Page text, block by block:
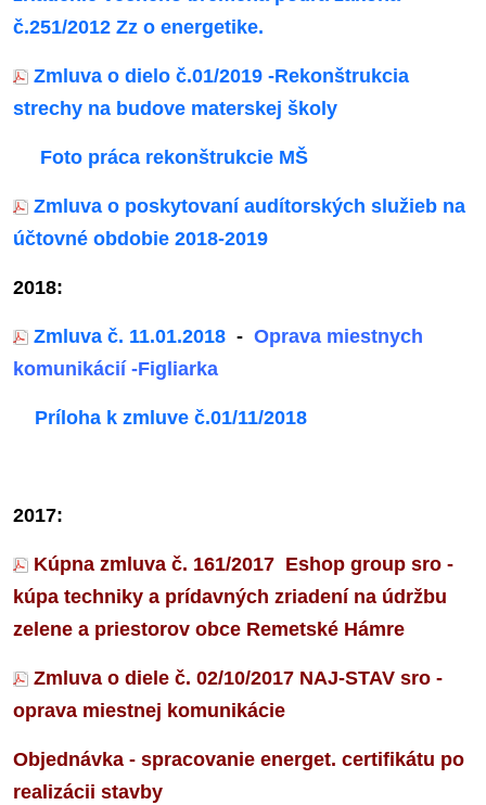
č.251/2012 Zz o energetike.
Zmluva o dielo č.01/2019 -Rekonštrukcia
strechy na budove materskej školy
Foto práca rekonštrukcie MŠ
Zmluva o poskytovaní audítorských služieb na
účtovné obdobie 2018-2019
2018:
Zmluva č. 11.01.2018 - Oprava miestnych
komunikácií -Figliarka
Príloha k zmluve č.01/11/2018
2017:
Kúpna zmluva č. 161/2017 Eshop group sro -
kúpa techniky a prídavných zriadení na údržbu
zelene a priestorov obce Remetské Hámre
Zmluva o diele č. 02/10/2017 NAJ-STAV sro -
oprava miestnej komunikácie
Objednávka - spracovanie energet. certifikátu po
realizácii stavby